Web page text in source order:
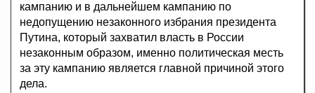
кампанию и в дальнейшем кампанию по
недопущению незаконного избрания президента
Путина, который захватил власть в России
незаконным образом, именно политическая месть
за эту кампанию является главной причиной этого
дела.